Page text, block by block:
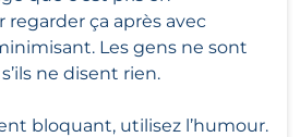
ça après avec
Les gens ne sont
ne disent rien.
bloquant, utilisez l’humour.